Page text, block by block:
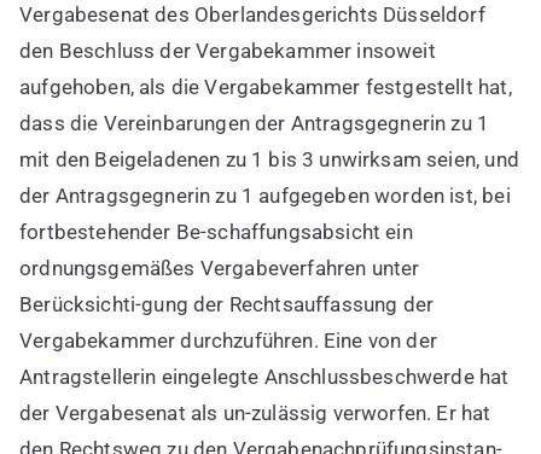
Vergabesenat des Oberlandesgerichts Düsseldorf
den Beschluss der Vergabekammer insoweit
aufgehoben, als die Vergabekammer festgestellt hat,
dass die Vereinbarungen der Antragsgegnerin zu 1
mit den Beigeladenen zu 1 bis 3 unwirksam seien, und
der Antragsgegnerin zu 1 aufgegeben worden ist, bei
fortbestehender Be-schaffungsabsicht ein
ordnungsgemäßes Vergabeverfahren unter
Berücksichti-gung der Rechtsauffassung der
Vergabekammer durchzuführen. Eine von der
Antragstellerin eingelegte Anschlussbeschwerde hat
der Vergabesenat als un-zulässig verworfen. Er hat
den Rechtsweg zu den Vergabenachprüfungsinstan-